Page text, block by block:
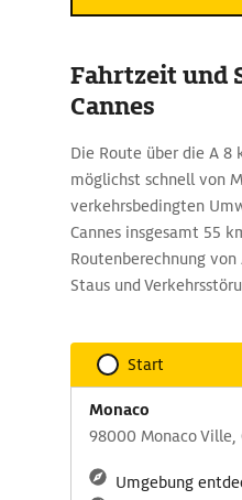
Fahrtzeit und
Cannes
Die Route über die A
möglichst schnell von
verkehrsbedingten
Cannes insgesamt 55
Routenberechnung
Staus und
Start
Monaco
98000 Monaco Ville,
Umgebung